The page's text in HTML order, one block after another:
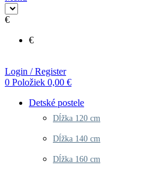
€
€
Login / Register
0 Položiek 0,00 €
Detské postele
Dĺžka 120 cm
Dĺžka 140 cm
Dĺžka 160 cm